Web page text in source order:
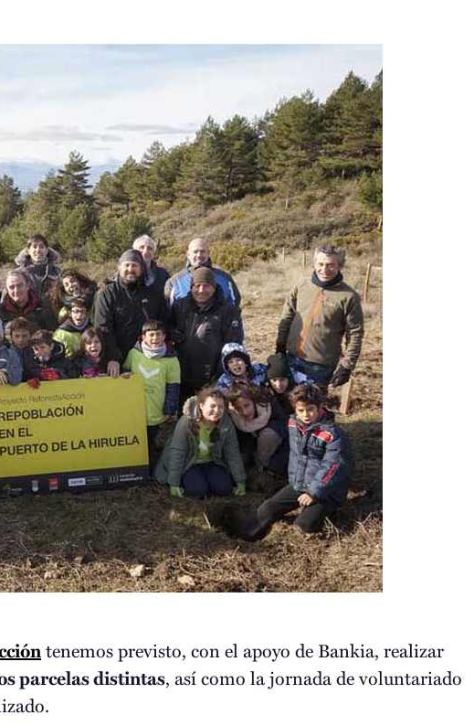
tenemos previsto, con el apoyo de Bankia, realizar
parcelas distintas, así como la jornada de voluntariado